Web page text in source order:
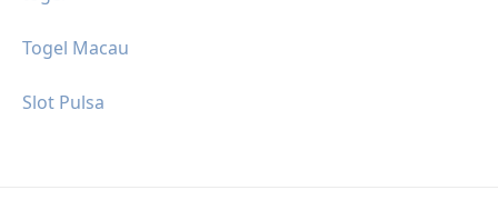
Togel Macau
Slot Pulsa